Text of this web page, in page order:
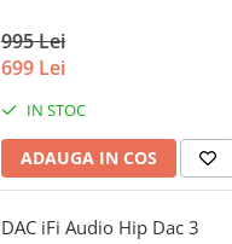
995 Lei
699 Lei
IN STOC
ADAUGA IN COS
DAC iFi Audio Hip Dac 3